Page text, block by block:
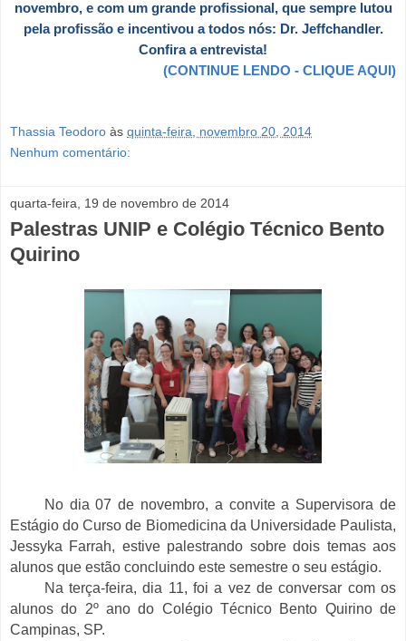
novembro, e com um grande profissional, que sempre lutou
pela profissão e incentivou a todos nós: Dr. Jeffchandler.
Confira a entrevista!
(CONTINUE LENDO - CLIQUE AQUI)
Thassia Teodoro às quinta-feira, novembro 20, 2014
Nenhum comentário:
quarta-feira, 19 de novembro de 2014
Palestras UNIP e Colégio Técnico Bento
Quirino
No dia 07 de novembro, a convite a Supervisora de
Estágio do Curso de Biomedicina da Universidade Paulista,
Jessyka Farrah, estive palestrando sobre dois temas aos
alunos que estão concluindo este semestre o seu estágio.
Na terça-feira, dia 11, foi a vez de conversar com os
alunos do 2º ano do Colégio Técnico Bento Quirino de
Campinas, SP.